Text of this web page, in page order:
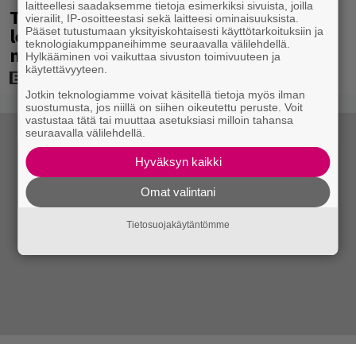
Tänään tv:ssä: Vuoden 1997 Bond-
leffassa nähdään hämmenttävän
nykyaikainen kännykkä
laitteellesi saadaksemme tietoja esimerkiksi sivuista, joilla
vierailit, IP-osoitteestasi sekä laitteesi ominaisuuksista.
Pääset tutustumaan yksityiskohtaisesti käyttötarkoituksiin ja
teknologiakumppaneihimme seuraavalla välilehdellä.
Hylkääminen voi vaikuttaa sivuston toimivuuteen ja
käytettävyyteen.
Jotkin teknologiamme voivat käsitellä tietoja myös ilman
suostumusta, jos niillä on siihen oikeutettu peruste. Voit
vastustaa tätä tai muuttaa asetuksiasi milloin tahansa
seuraavalla välilehdellä.
Hyväksyn kaikki
Omat valintani
Tietosuojakäytäntömme